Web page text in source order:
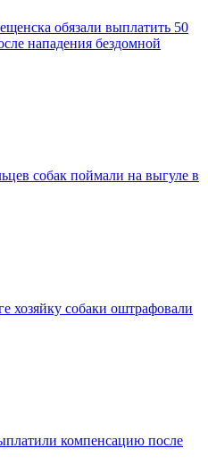
обязали выплатить 50
нападения бездомной
собак поймали на выгуле в
хозяйку собаки оштрафовали
компенсацию после